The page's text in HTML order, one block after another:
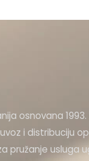
osnovana
i distribuciju
pružanje usluga